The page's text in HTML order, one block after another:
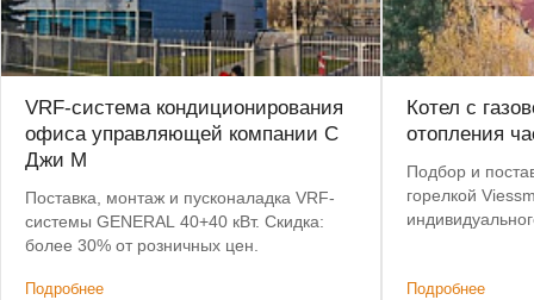
VRF-система кондиционирования
офиса управляющей компании С
Джи М
Поставка, монтаж и пусконаладка VRF-
системы GENERAL 40+40 кВт. Скидка:
более 30% от розничных цен.
Подробнее
Котел с
отопления
Подбор и
горелкой
Подробнее